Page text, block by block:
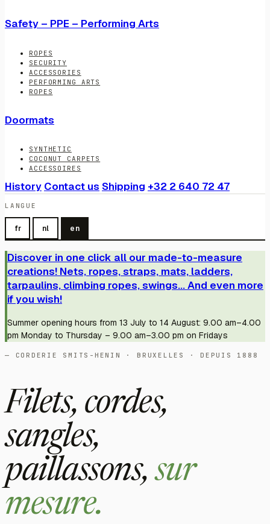
Safety – PPE – Performing Arts
ROPES
SECURITY
ACCESSORIES
PERFORMING ARTS
ROPES
Doormats
SYNTHETIC
COCONUT CARPETS
ACCESSOIRES
History Contact us Shipping +32 2 640 72 47
LANGUE
fr nl en
Discover in one click all our made-to-measure
creations! Nets, ropes, straps, mats, ladders,
tarpaulins, climbing ropes, swings... And even more
if you wish!
Summer opening hours from 13 July to 14 August: 9.00 am–4.00
pm Monday to Thursday – 9.00 am–3.00 pm on Fridays
— CORDERIE SMITS-HENIN · BRUXELLES · DEPUIS 1888
Filets, cordes,
sangles,
paillassons,sur
mesure.